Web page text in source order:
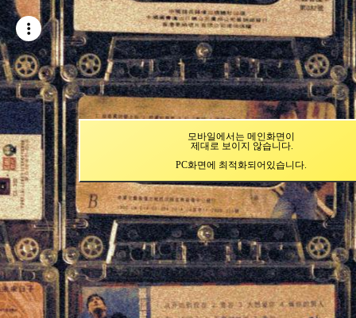
모바일에서는 메인화면이
제대로 보이지 않습니다.
PC화면에 최적화되어있습니다.
X